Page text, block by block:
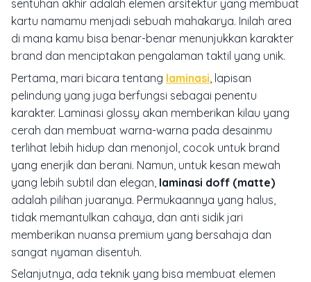
sentuhan akhir adalah elemen arsitektur yang membuat
kartu namamu menjadi sebuah mahakarya. Inilah area
di mana kamu bisa benar-benar menunjukkan karakter
brand dan menciptakan pengalaman taktil yang unik.
Pertama, mari bicara tentang laminasi , lapisan
pelindung yang juga berfungsi sebagai penentu
karakter. Laminasi glossy akan memberikan kilau yang
cerah dan membuat warna-warna pada desainmu
terlihat lebih hidup dan menonjol, cocok untuk brand
yang enerjik dan berani. Namun, untuk kesan mewah
yang lebih subtil dan elegan, laminasi doff (matte)
adalah pilihan juaranya. Permukaannya yang halus,
tidak memantulkan cahaya, dan anti sidik jari
memberikan nuansa premium yang bersahaja dan
sangat nyaman disentuh.
Selanjutnya, ada teknik yang bisa membuat elemen